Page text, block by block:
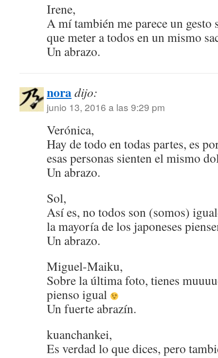
Irene,
A mí también me parece un gesto
que meter a todos en un mismo
Un abrazo.
noradijo:
junio 13, 2016 a las 9:29 pm
Verónica,
Hay de todo en todas partes, es
esas personas sienten el mismo
Un abrazo.
Sol,
Así es, no todos son (somos)
la mayoría de los japoneses
Un abrazo.
Miguel-Maiku,
Sobre la última foto, tienes
pienso igual
Un fuerte abrazín.
kuanchankei,
Es verdad lo que dices, pero